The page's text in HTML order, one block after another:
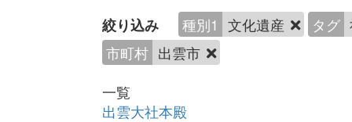
絞り込み 種別1 文化遺産 タグ
市町村 出雲市
一覧
出雲大社本殿